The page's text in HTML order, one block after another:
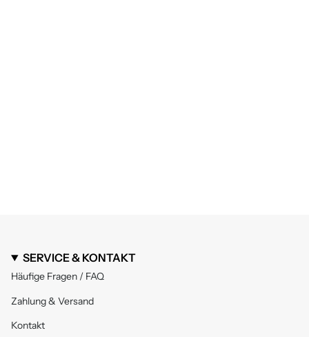
SERVICE & KONTAKT
Häufige Fragen / FAQ
Zahlung & Versand
Kontakt